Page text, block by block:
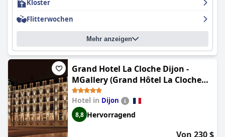
Kloster
Flitterwochen
Mehr anzeigen
Grand Hotel La Cloche Dijon -
MGallery (Grand Hôtel La Cloche
Dijon - MGallery Collection)
Hotel in Dijon
8,8 Hervorragend
Von 230 $